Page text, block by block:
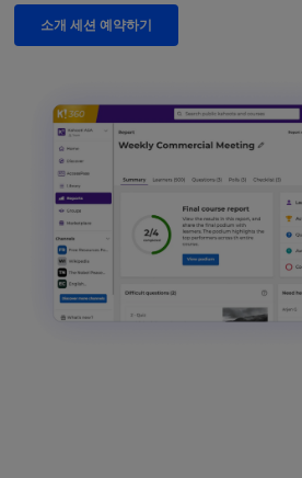
소개 세션 예약하기